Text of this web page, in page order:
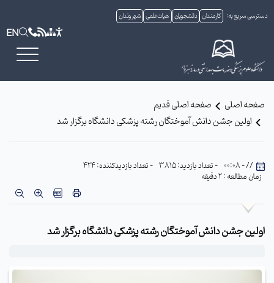
دسترسی سریع به: کارمندان دانشجویان هیات علمی شهروندان
EN
صفحه اصلی
صفحه اصلی قدیم
اولین جشن دانش آموختگان رشته پزشکی دانشگاه برگزار شد
// - 00:08 - تعداد بازدید: 3815
- تعداد بازدیدکننده: 424
زمان مطالعه : 2 دقیقه
اولین جشن دانش آموختگان رشته پزشکی دانشگاه برگزار شد